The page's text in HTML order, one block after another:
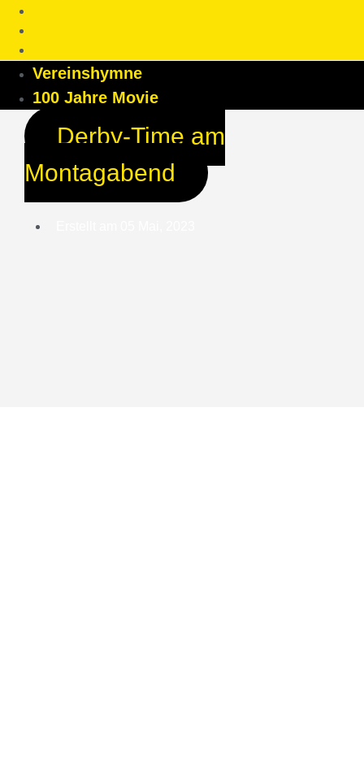
Vereinshymne
100 Jahre Movie
Derby-Time am
Montagabend